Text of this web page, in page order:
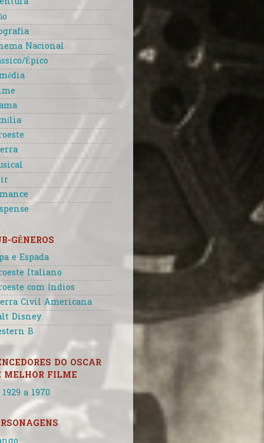
Nacional
Épico
GÊNEROS
e Espada
Italiano
com Índios
Civil Americana
Disney
B
DO OSCAR
MELHOR FILME
a 1970